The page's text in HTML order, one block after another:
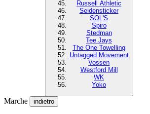
Russell Athletic
Seidensticker
SOL'S
Spiro
Stedman
Tee Jays
The One Towelling
Untagged Movement
Vossen
Westford Mill
WK
Yoko
Marche indietro